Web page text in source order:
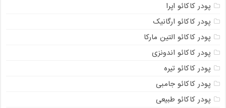
پودر کاکائو اپرا
پودر کاکائو ارگانیک
پودر کاکائو التین مارکا
پودر کاکائو اندونزی
پودر کاکائو تیره
پودر کاکائو جامبی
پودر کاکائو طبیعی